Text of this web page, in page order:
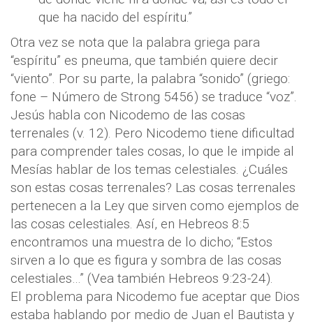
que ha nacido del espíritu.”
Otra vez se nota que la palabra griega para
“espíritu” es pneuma, que también quiere decir
“viento”. Por su parte, la palabra “sonido” (griego:
fone – Número de Strong 5456) se traduce “voz”.
Jesús habla con Nicodemo de las cosas
terrenales (v. 12). Pero Nicodemo tiene dificultad
para comprender tales cosas, lo que le impide al
Mesías hablar de los temas celestiales. ¿Cuáles
son estas cosas terrenales? Las cosas terrenales
pertenecen a la Ley que sirven como ejemplos de
las cosas celestiales. Así, en Hebreos 8:5
encontramos una muestra de lo dicho; “Estos
sirven a lo que es figura y sombra de las cosas
celestiales…” (Vea también Hebreos 9:23-24).
El problema para Nicodemo fue aceptar que Dios
estaba hablando por medio de Juan el Bautista y